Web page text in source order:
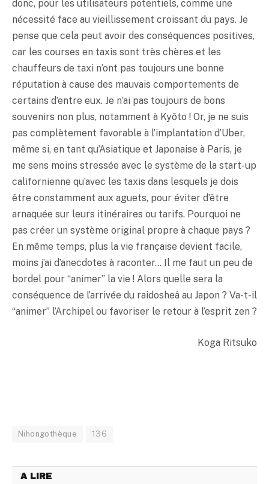
donc, pour les utilisateurs potentiels, comme une
nécessité face au vieillissement croissant du pays. Je
pense que cela peut avoir des conséquences positives,
car les courses en taxis sont très chères et les
chauffeurs de taxi n’ont pas toujours une bonne
réputation à cause des mauvais comportements de
certains d’entre eux. Je n’ai pas toujours de bons
souvenirs non plus, notamment à Kyôto ! Or, je ne suis
pas complètement favorable à l’implantation d’Uber,
même si, en tant qu’Asiatique et Japonaise à Paris, je
me sens moins stressée avec le système de la start-up
californienne qu’avec les taxis dans lesquels je dois
être constamment aux aguets, pour éviter d’être
arnaquée sur leurs itinéraires ou tarifs. Pourquoi ne
pas créer un système original propre à chaque pays ?
En même temps, plus la vie française devient facile,
moins j’ai d’anecdotes à raconter… Il me faut un peu de
bordel pour “animer” la vie ! Alors quelle sera la
conséquence de l’arrivée du raidosheâ au Japon ? Va-t-il
“animer” l’Archipel ou favoriser le retour à l’esprit zen ?
Koga Ritsuko
Nihongothèque 136
A LIRE